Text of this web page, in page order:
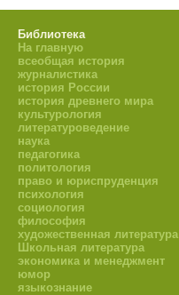
Библиотека
На главную
всеобщая история
журналистика
история России
история древнего мира
культурология
литературоведение
наука
педагогика
политология
право и юриспруденция
психология
социология
философия
художественная литература
Школьная литература
экономика и менеджмент
юмор
языкознание